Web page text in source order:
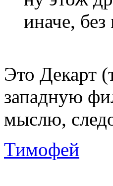
иначе,
Это Декарт
западную
мыслю,
Тимофей